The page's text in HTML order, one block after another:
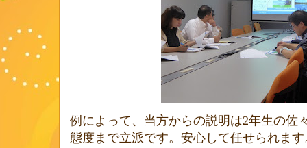
例によって、当方からの説明は2年生の佐
態度まで立派です。安心して任せられます